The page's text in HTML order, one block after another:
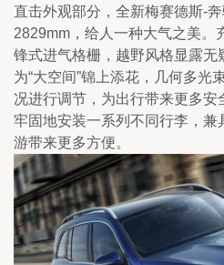
直击外观部分，全新梅赛德斯-
2829mm，给人一种大气之美。
锋式进气格栅，越野风格显露无
为“大空间”锦上添花，几何多光
况进行调节，为出行带来更多
牢固地安装一系列不同行李，
游带来更多方便。